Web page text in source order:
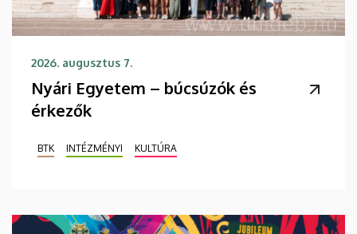
2026. augusztus 7.
Nyári Egyetem – búcsúzók és
érkezők
BTK INTÉZMÉNYI KULTÚRA